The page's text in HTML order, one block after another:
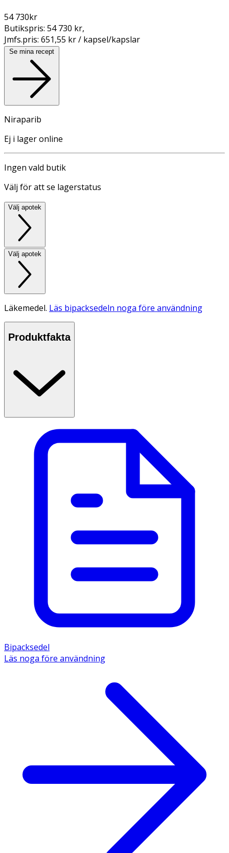
54 730kr
Butikspris: 54 730 kr,
Jmfs.pris: 651,55 kr / kapsel/kapslar
Se mina recept
Niraparib
Ej i lager online
Ingen vald butik
Välj för att se lagerstatus
Välj apotek
Välj apotek
Läkemedel. Läs bipacksedeln noga före användning
Produktfakta
Bipacksedel
Läs noga före användning